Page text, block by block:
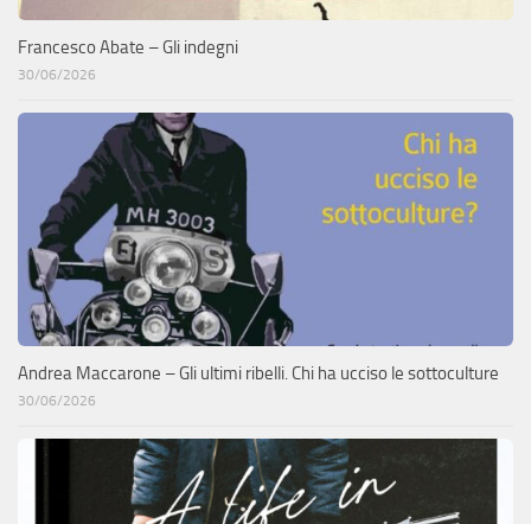
Francesco Abate – Gli indegni
30/06/2026
Andrea Maccarone – Gli ultimi ribelli. Chi ha ucciso le sottoculture
30/06/2026